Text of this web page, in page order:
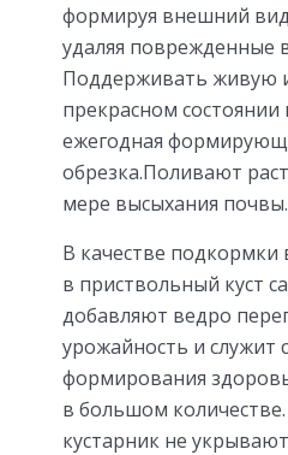
формируя внешний
удаляя поврежденные
Поддерживать живую
прекрасном
ежегодная
обрезка.Поливают
мере высыхания почвы.
В качестве подкормки
в приствольный куст
добавляют ведро
урожайность и служит
формирования
в большом
кустарник не